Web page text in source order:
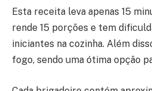
Esta receita leva apenas 15
rende 15 porções e tem
iniciantes na cozinha. Além
fogo, sendo uma ótima opção